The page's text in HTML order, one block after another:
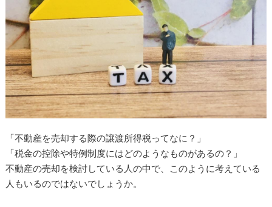
「不動産を売却する際の譲渡所得税ってなに？」
「税金の控除や特例制度にはどのようなものがあるの？」
不動産の売却を検討している人の中で、このように考えている
人もいるのではないでしょうか。